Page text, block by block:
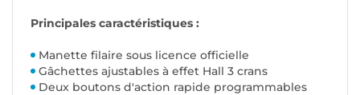
Principales caractéristiques :
Manette filaire sous licence officielle
Gâchettes ajustables à effet Hall 3 crans
Deux boutons d'action rapide programmables